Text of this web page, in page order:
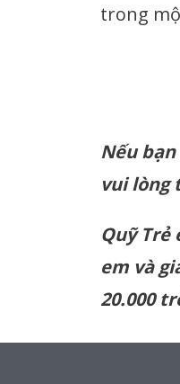
trong
Nếu
vui lòng
Quỹ Trẻ
em và
20.000